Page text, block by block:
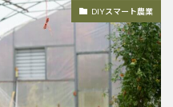
DIYスマート農業